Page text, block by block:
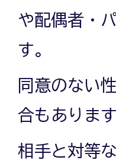
や配偶者・
す。
同意のない
合もあります
相手と対等